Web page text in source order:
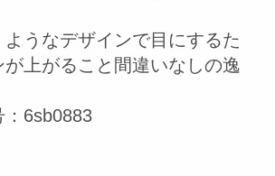
うなデザインで目にするた
上がること間違いなしの逸
：6sb0883